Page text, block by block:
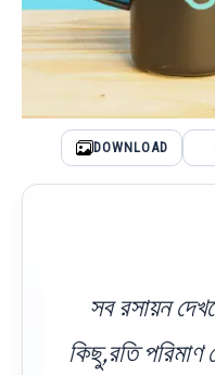
DOWNLOAD
সব রসায়ন
কিছু,রতি পরিমাণ